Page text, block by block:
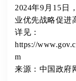
2024年9月15日
业优先战略促进
详见：
https://
m
来源：中国政府